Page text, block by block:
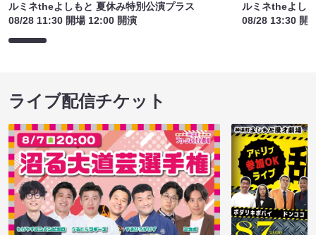
ルミネtheよしもと 夏休み特別公演プラス
08/28 11:30 開場 12:00 開演
ルミネtheよし
08/28 13:30 開
ライブ配信チケット